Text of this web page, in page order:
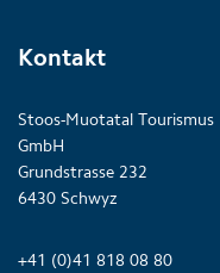
Kontakt
Stoos-Muotatal Tourismus
GmbH
Grundstrasse 232
6430 Schwyz
+41 (0)41 818 08 80